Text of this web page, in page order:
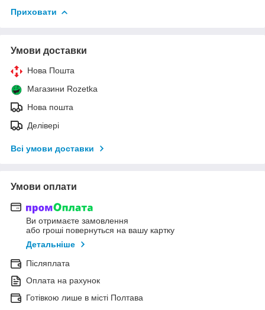
Приховати
Умови доставки
Нова Пошта
Магазини Rozetka
Нова пошта
Делівері
Всі умови доставки
Умови оплати
Ви отримаєте замовлення
або гроші повернуться на вашу картку
Детальніше
Післяплата
Оплата на рахунок
Готівкою лише в місті Полтава